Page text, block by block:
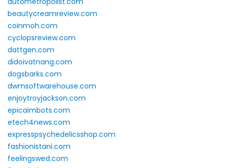
beautycreamreview.com
coinmoh.com
cyclopsreview.com
dattgen.com
didoivatnang.com
dogsbarks.com
dwmsoftwarehouse.com
enjoytroyjackson.com
epicaimbots.com
etech4news.com
expresspsychedelicsshop.com
fashionistani.com
feelingswed.com